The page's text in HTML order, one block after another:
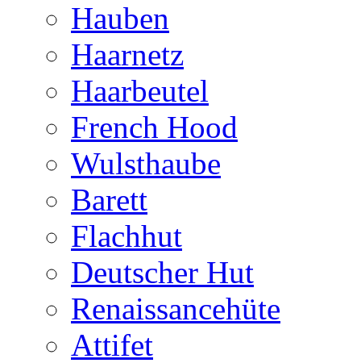
Hauben
Haarnetz
Haarbeutel
French Hood
Wulsthaube
Barett
Flachhut
Deutscher Hut
Renaissancehüte
Attifet